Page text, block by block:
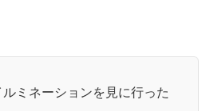
ミネーションを見に行った